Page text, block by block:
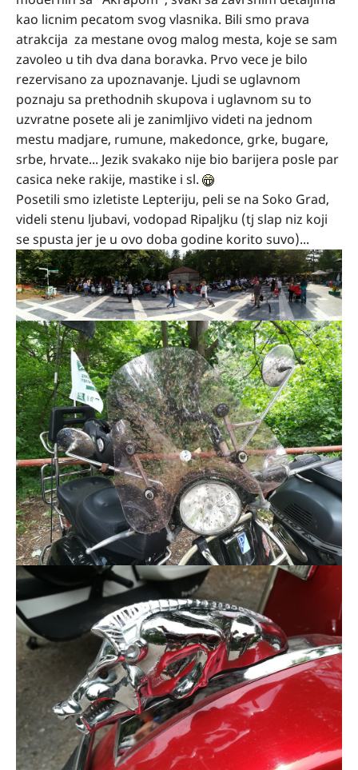
kao licnim pecatom svog vlasnika. Bili smo prava
atrakcija za mestane ovog malog mesta, koje se sam
zavoleo u tih dva dana boravka. Prvo vece je bilo
rezervisano za upoznavanje. Ljudi se uglavnom
poznaju sa prethodnih skupova i uglavnom su to
uzvratne posete ali je zanimljivo videti na jednom
mestu madjare, rumune, makedonce, grke, bugare,
srbe, hrvate... Jezik svakako nije bio barijera posle par
casica neke rakije, mastike i sl.
Posetili smo izletiste Lepteriju, peli se na Soko Grad,
videli stenu ljubavi, vodopad Ripaljku (tj slap niz koji
se spusta jer je u ovo doba godine korito suvo)...